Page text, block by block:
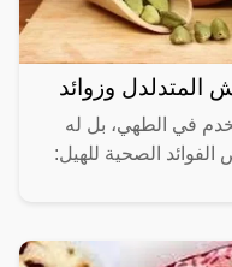
المتدلدل وزوائد
في الطهي، بل له
الصحية للهيل: